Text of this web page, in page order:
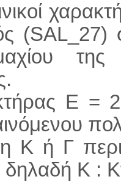
(SAL_27)
της
Ε =
Κ ή Γ
δηλαδή Κ :